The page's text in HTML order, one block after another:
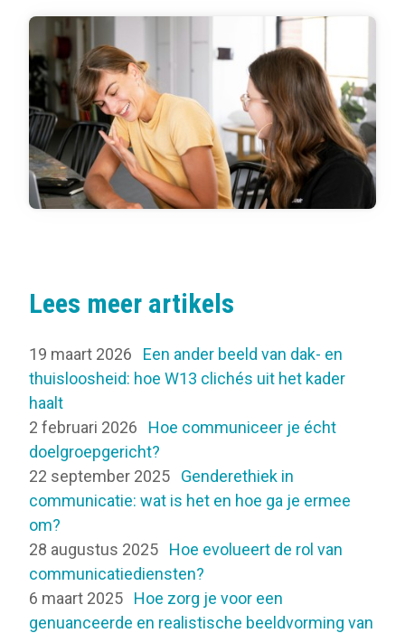
Lees meer artikels
19 maart 2026
Een ander beeld van dak- en
thuisloosheid: hoe W13 clichés uit het kader
haalt
2 februari 2026
Hoe communiceer je écht
doelgroepgericht?
22 september 2025
Genderethiek in
communicatie: wat is het en hoe ga je ermee
om?
28 augustus 2025
Hoe evolueert de rol van
communicatiediensten?
6 maart 2025
Hoe zorg je voor een
genuanceerde en realistische beeldvorming van